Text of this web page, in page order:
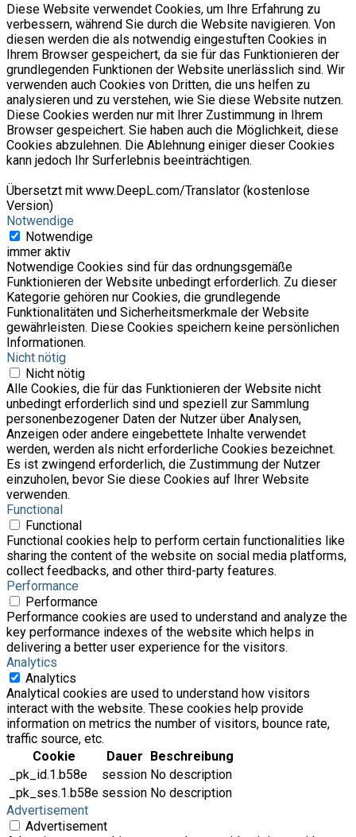
Diese Website verwendet Cookies, um Ihre Erfahrung zu
verbessern, während Sie durch die Website navigieren. Von
diesen werden die als notwendig eingestuften Cookies in
Ihrem Browser gespeichert, da sie für das Funktionieren der
grundlegenden Funktionen der Website unerlässlich sind. Wir
verwenden auch Cookies von Dritten, die uns helfen zu
analysieren und zu verstehen, wie Sie diese Website nutzen.
Diese Cookies werden nur mit Ihrer Zustimmung in Ihrem
Browser gespeichert. Sie haben auch die Möglichkeit, diese
Cookies abzulehnen. Die Ablehnung einiger dieser Cookies
kann jedoch Ihr Surferlebnis beeinträchtigen.
Übersetzt mit www.DeepL.com/Translator (kostenlose
Version)
Notwendige
Notwendige
immer aktiv
Notwendige Cookies sind für das ordnungsgemäße
Funktionieren der Website unbedingt erforderlich. Zu dieser
Kategorie gehören nur Cookies, die grundlegende
Funktionalitäten und Sicherheitsmerkmale der Website
gewährleisten. Diese Cookies speichern keine persönlichen
Informationen.
Nicht nötig
Nicht nötig
Alle Cookies, die für das Funktionieren der Website nicht
unbedingt erforderlich sind und speziell zur Sammlung
personenbezogener Daten der Nutzer über Analysen,
Anzeigen oder andere eingebettete Inhalte verwendet
werden, werden als nicht erforderliche Cookies bezeichnet.
Es ist zwingend erforderlich, die Zustimmung der Nutzer
einzuholen, bevor Sie diese Cookies auf Ihrer Website
verwenden.
Functional
Functional
Functional cookies help to perform certain functionalities like
sharing the content of the website on social media platforms,
collect feedbacks, and other third-party features.
Performance
Performance
Performance cookies are used to understand and analyze the
key performance indexes of the website which helps in
delivering a better user experience for the visitors.
Analytics
Analytics
Analytical cookies are used to understand how visitors
interact with the website. These cookies help provide
information on metrics the number of visitors, bounce rate,
traffic source, etc.
Cookie
Dauer Beschreibung
_pk_id.1.b58e
session No description
_pk_ses.1.b58e session No description
Advertisement
Advertisement